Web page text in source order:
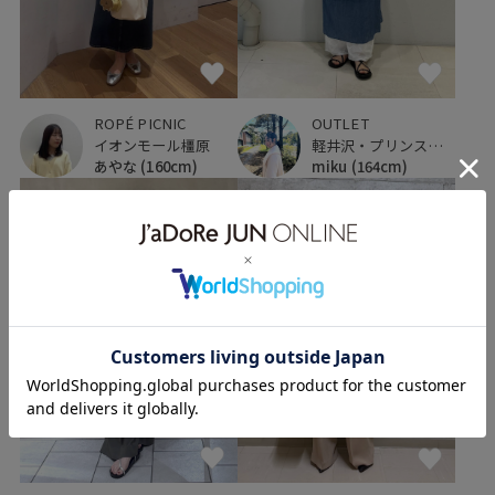
ROPÉ PICNIC
イオンモール橿原
あやな (160cm)
OUTLET
軽井沢・プリンスショッピングプラザ
miku (164cm)